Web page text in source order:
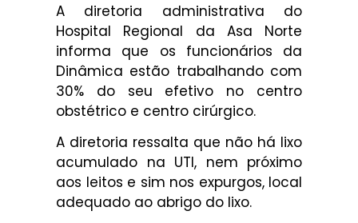
A diretoria administrativa do
Hospital Regional da Asa Norte
informa que os funcionários da
Dinâmica estão trabalhando com
30% do seu efetivo no centro
obstétrico e centro cirúrgico.
A diretoria ressalta que não há lixo
acumulado na UTI, nem próximo
aos leitos e sim nos expurgos, local
adequado ao abrigo do lixo.